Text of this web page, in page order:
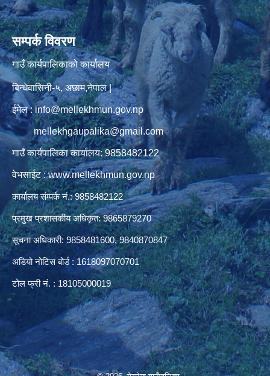
सम्पर्क विवरण
गाउँ कार्यपालिकाको कार्यालय
बिन्धेवासिनी-५, अछाम,नेपाल |
ईमेल : info@mellekhmun.gov.np
mellekhgaupalika@gmail.com
गाउँ कार्यपालिका कार्यालय: 9858482122
वेभसाईट : www.mellekhmun.gov.np
कार्यालय संम्पर्क नं.: 9858482122
प्रमुख प्रशासकीय अधिकृत: 9865879270
सूचना अधिकारी: 9858481600, 9840870847
अडियो नोटिस बोर्ड : 1618097070701
टोल फ्री नं. : 18105000019